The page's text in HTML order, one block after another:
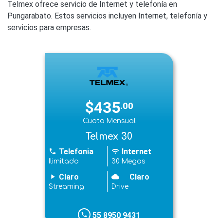
Telmex ofrece servicio de Internet y telefonía en
Pungarabato. Estos servicios incluyen Internet, telefonía y
servicios para empresas.
$435.00
Cuota Mensual
Telmex 30
phone Telefonia
Ilimitado
wifi Internet
30 Megas
play_arrow Claro
Streaming
cloudy Claro
Drive
phone 55 8950 9431